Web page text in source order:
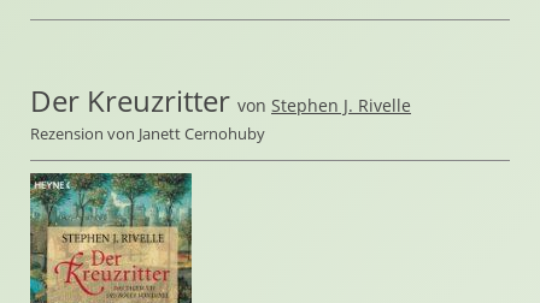
Der Kreuzritter von Stephen J. Rivelle
Rezension von Janett Cernohuby